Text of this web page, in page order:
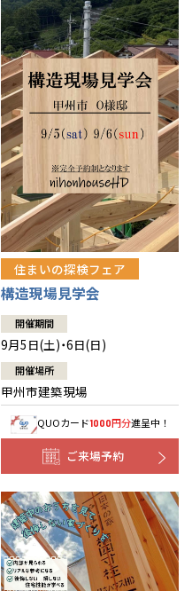
住まいの探検フェア
構造現場見学会
開催期間
9月5日(土)・6日(日)
開催場所
甲州市建築現場
QUOカード1000円分進呈中！
ご来場予約